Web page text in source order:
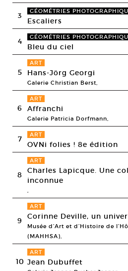
3 GÉOMÉTRIES
Escaliers
4 GÉOMÉTRIES
Bleu du ciel
5
ART
Hans-Jörg Georgi
Galerie Christian Berst,
6
ART
Affranchi
Galerie Patricia Dorfmann,
7 ART
OVNi folies ! 8e édition
8
ART
Charles Lapicque. Une
inconnue
,
9
ART
Corinne Deville, un
Musée d’Art et d’Histoire de
(MAHHSA),
10
ART
Jean Dubuffet